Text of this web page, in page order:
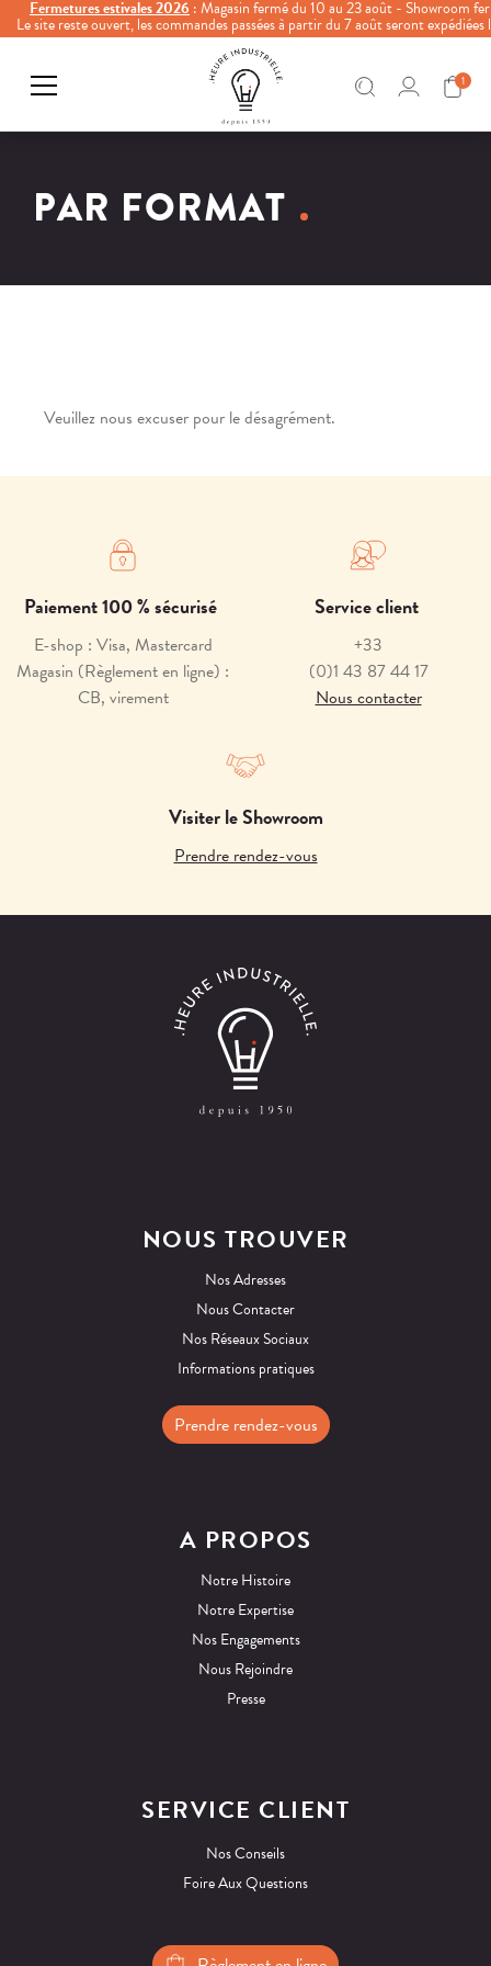
PAR FORMAT
Veuillez nous excuser pour le désagrément.
Paiement 100 % sécurisé
E-shop : Visa, Mastercard
Magasin (Règlement en ligne) :
CB, virement
Service client
+33
(0)1 43 87 44 17
Nous contacter
Visiter le Showroom
Prendre rendez-vous
NOUS TROUVER
Nos Adresses
Nous Contacter
Nos Réseaux Sociaux
Informations pratiques
Prendre rendez-vous
A PROPOS
Notre Histoire
Notre Expertise
Nos Engagements
Nous Rejoindre
Presse
SERVICE CLIENT
Nos Conseils
Foire Aux Questions
Fermetures estivales 2026 : Magasin fermé du 10 au 23 août - Showroom
Le site reste ouvert, les commandes passées à partir du 7 août seront
1